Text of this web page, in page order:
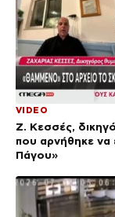
VIDEO
Ζ. Κεσσές,
που αρνήθηκε να
Πάγου»